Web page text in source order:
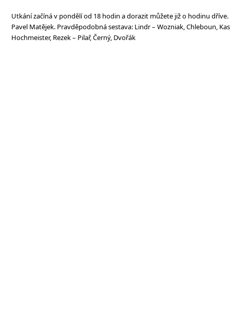
Utkání začíná v pondělí od 18 hodin a dorazit můžete již o hodinu
Pavel Matějek. Pravděpodobná sestava: Lindr – Wozniak, Chleboun,
Hochmeister, Rezek – Pilař, Černý, Dvořák